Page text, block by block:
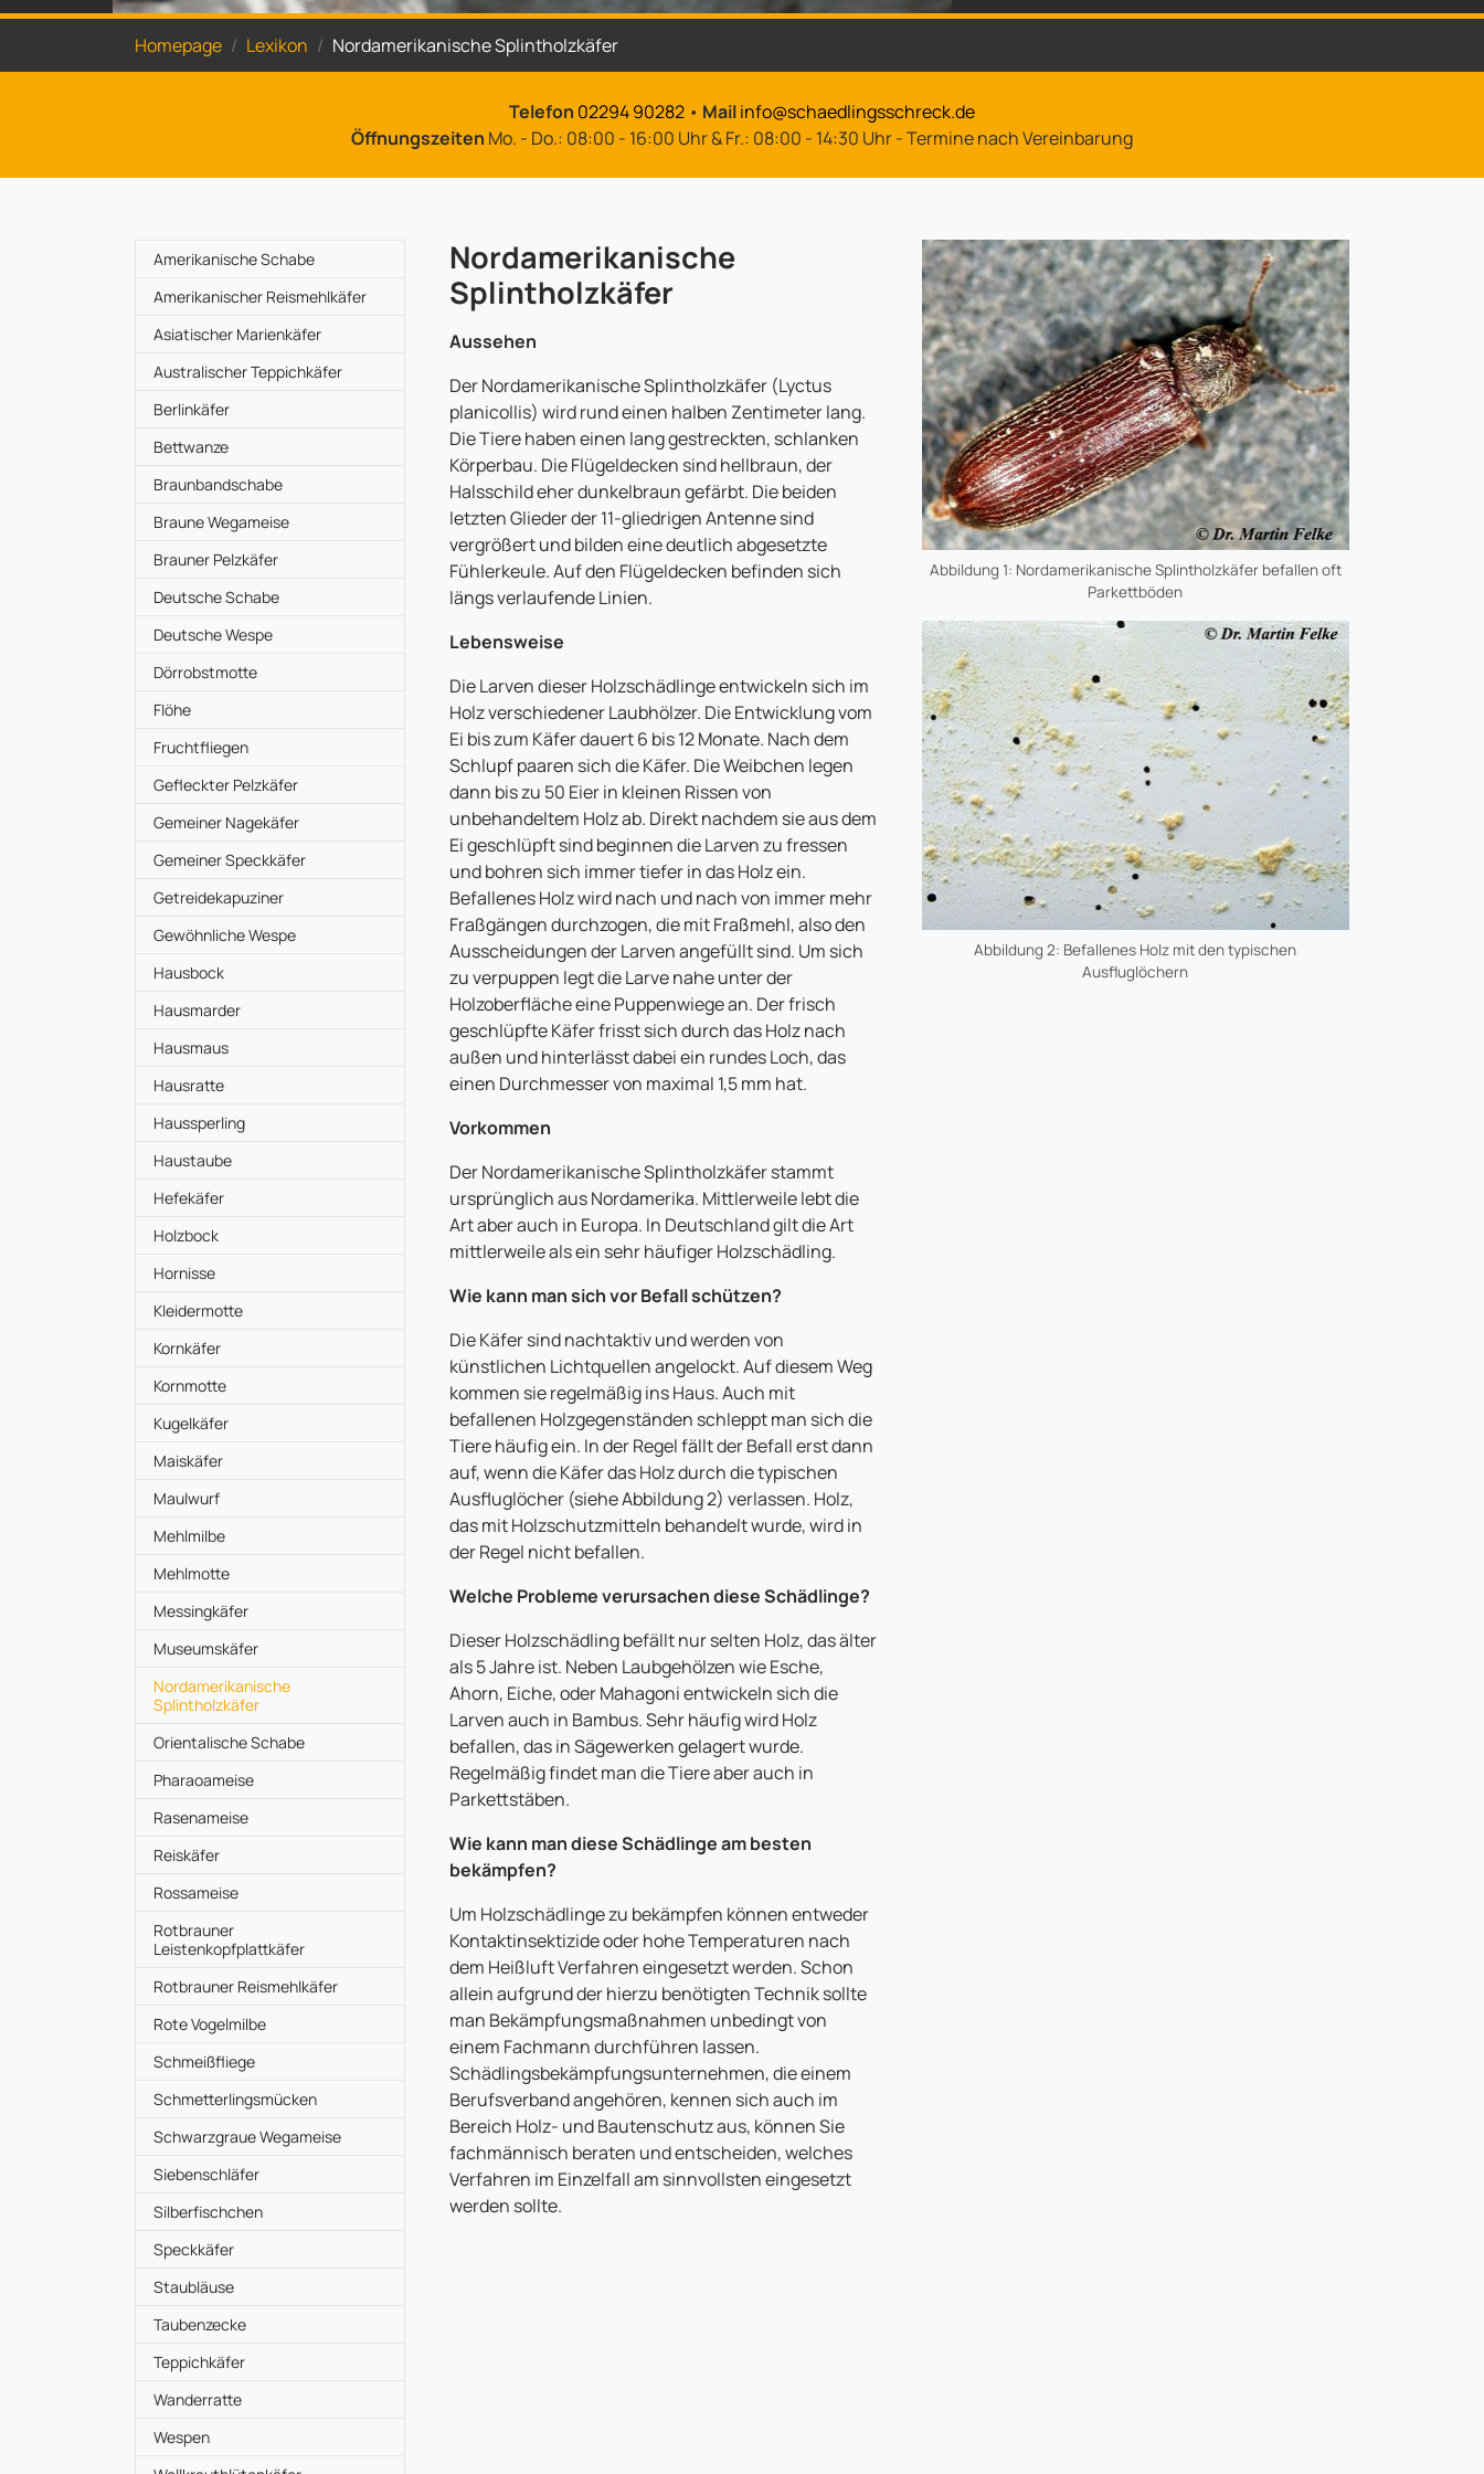
Homepage Lexikon Nordamerikanische Splintholzkäfer
Telefon 02294 90282 • Mailinfo@schaedlingsschreck.de
Öffnungszeiten Mo. - Do.: 08:00 - 16:00 Uhr & Fr.: 08:00 - 14:30 Uhr - Termine nach Vereinbarung
Amerikanische Schabe
Amerikanischer Reismehlkäfer
Asiatischer Marienkäfer
Australischer Teppichkäfer
Berlinkäfer
Bettwanze
Braunbandschabe
Braune Wegameise
Brauner Pelzkäfer
Deutsche Schabe
Deutsche Wespe
Dörrobstmotte
Flöhe
Fruchtfliegen
Gefleckter Pelzkäfer
Gemeiner Nagekäfer
Gemeiner Speckkäfer
Getreidekapuziner
Gewöhnliche Wespe
Hausbock
Hausmarder
Hausmaus
Hausratte
Haussperling
Haustaube
Hefekäfer
Holzbock
Hornisse
Kleidermotte
Kornkäfer
Kornmotte
Kugelkäfer
Maiskäfer
Maulwurf
Mehlmilbe
Mehlmotte
Messingkäfer
Museumskäfer
Nordamerikanische
Splintholzkäfer(current)
Orientalische Schabe
Pharaoameise
Rasenameise
Reiskäfer
Rossameise
Rotbrauner
Leistenkopfplattkäfer
Rotbrauner Reismehlkäfer
Rote Vogelmilbe
Schmeißfliege
Schmetterlingsmücken
Schwarzgraue Wegameise
Siebenschläfer
Silberfischchen
Speckkäfer
Staubläuse
Taubenzecke
Teppichkäfer
Wanderratte
Wespen
Abbildung 1: Nordamerikanische Splintholzkäfer befallen oft
Parkettböden
Abbildung 2: Befallenes Holz mit den typischen
Ausfluglöchern
Nordamerikanische
Splintholzkäfer
Aussehen
Der Nordamerikanische Splintholzkäfer (Lyctus
planicollis) wird rund einen halben Zentimeter lang.
Die Tiere haben einen lang gestreckten, schlanken
Körperbau. Die Flügeldecken sind hellbraun, der
Halsschild eher dunkelbraun gefärbt. Die beiden
letzten Glieder der 11-gliedrigen Antenne sind
vergrößert und bilden eine deutlich abgesetzte
Fühlerkeule. Auf den Flügeldecken befinden sich
längs verlaufende Linien.
Lebensweise
Die Larven dieser Holzschädlinge entwickeln sich im
Holz verschiedener Laubhölzer. Die Entwicklung vom
Ei bis zum Käfer dauert 6 bis 12 Monate. Nach dem
Schlupf paaren sich die Käfer. Die Weibchen legen
dann bis zu 50 Eier in kleinen Rissen von
unbehandeltem Holz ab. Direkt nachdem sie aus dem
Ei geschlüpft sind beginnen die Larven zu fressen
und bohren sich immer tiefer in das Holz ein.
Befallenes Holz wird nach und nach von immer mehr
Fraßgängen durchzogen, die mit Fraßmehl, also den
Ausscheidungen der Larven angefüllt sind. Um sich
zu verpuppen legt die Larve nahe unter der
Holzoberfläche eine Puppenwiege an. Der frisch
geschlüpfte Käfer frisst sich durch das Holz nach
außen und hinterlässt dabei ein rundes Loch, das
einen Durchmesser von maximal 1,5 mm hat.
Vorkommen
Der Nordamerikanische Splintholzkäfer stammt
ursprünglich aus Nordamerika. Mittlerweile lebt die
Art aber auch in Europa. In Deutschland gilt die Art
mittlerweile als ein sehr häufiger Holzschädling.
Wie kann man sich vor Befall schützen?
Die Käfer sind nachtaktiv und werden von
künstlichen Lichtquellen angelockt. Auf diesem Weg
kommen sie regelmäßig ins Haus. Auch mit
befallenen Holzgegenständen schleppt man sich die
Tiere häufig ein. In der Regel fällt der Befall erst dann
auf, wenn die Käfer das Holz durch die typischen
Ausfluglöcher (siehe Abbildung 2) verlassen. Holz,
das mit Holzschutzmitteln behandelt wurde, wird in
der Regel nicht befallen.
Welche Probleme verursachen diese Schädlinge?
Dieser Holzschädling befällt nur selten Holz, das älter
als 5 Jahre ist. Neben Laubgehölzen wie Esche,
Ahorn, Eiche, oder Mahagoni entwickeln sich die
Larven auch in Bambus. Sehr häufig wird Holz
befallen, das in Sägewerken gelagert wurde.
Regelmäßig findet man die Tiere aber auch in
Parkettstäben.
Wie kann man diese Schädlinge am besten
bekämpfen?
Um Holzschädlinge zu bekämpfen können entweder
Kontaktinsektizide oder hohe Temperaturen nach
dem Heißluft Verfahren eingesetzt werden. Schon
allein aufgrund der hierzu benötigten Technik sollte
man Bekämpfungsmaßnahmen unbedingt von
einem Fachmann durchführen lassen.
Schädlingsbekämpfungsunternehmen, die einem
Berufsverband angehören, kennen sich auch im
Bereich Holz- und Bautenschutz aus, können Sie
fachmännisch beraten und entscheiden, welches
Verfahren im Einzelfall am sinnvollsten eingesetzt
werden sollte.